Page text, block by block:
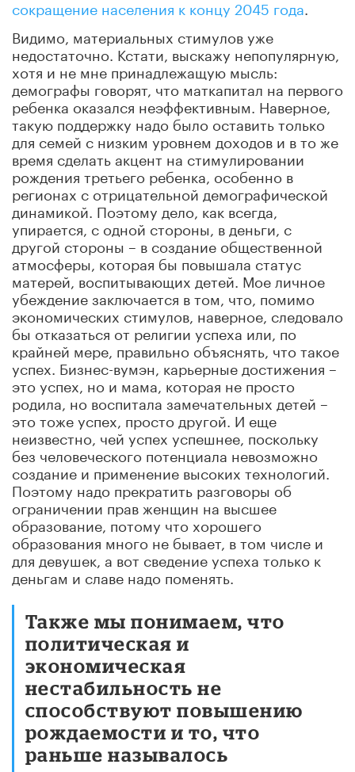
сокращение населения к концу 2045 года
Видимо, материальных стимулов уже
недостаточно. Кстати, выскажу непопулярную,
хотя и не мне принадлежащую мысль:
демографы говорят, что маткапитал на первого
ребенка оказался неэффективным. Наверное,
такую поддержку надо было оставить только
для семей с низким уровнем доходов и в то же
время сделать акцент на стимулировании
рождения третьего ребенка, особенно в
регионах с отрицательной демографической
динамикой. Поэтому дело, как всегда,
упирается, с одной стороны, в деньги, с
другой стороны – в создание общественной
атмосферы, которая бы повышала статус
матерей, воспитывающих детей. Мое личное
убеждение заключается в том, что, помимо
экономических стимулов, наверное, следовало
бы отказаться от религии успеха или, по
крайней мере, правильно объяснять, что такое
успех. Бизнес-вумэн, карьерные достижения –
это успех, но и мама, которая не просто
родила, но воспитала замечательных детей –
это тоже успех, просто другой. И еще
неизвестно, чей успех успешнее, поскольку
без человеческого потенциала невозможно
создание и применение высоких технологий.
Поэтому надо прекратить разговоры об
ограничении прав женщин на высшее
образование, потому что хорошего
образования много не бывает, в том числе и
для девушек, а вот сведение успеха только к
деньгам и славе надо поменять.
Также мы понимаем, что
политическая и
экономическая
нестабильность не
способствуют повышению
рождаемости и то, что
раньше называлось